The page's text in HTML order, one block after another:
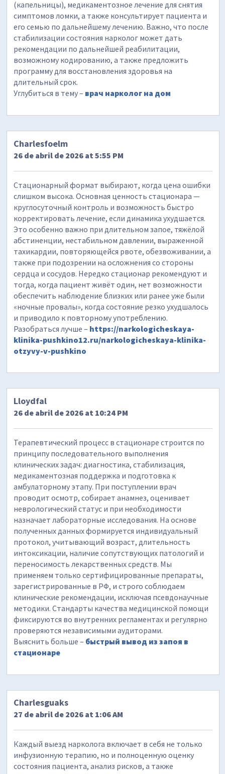
(капельницы), медикаментозное лечение для снятия
симптомов ломки, а также консультирует пациента и
его семью по дальнейшему лечению. Важно, что после
стабилизации состояния нарколог может дать
рекомендации по дальнейшей реабилитации,
возможному кодированию, а также предложить
программу для восстановления здоровья на
длительный срок.
Углубиться в тему – врач нарколог на дом
Charlesfoelm
26 de abril de 2026 at 5:55 PM
Стационарный формат выбирают, когда цена ошибки
слишком высока. Основная ценность стационара —
круглосуточный контроль и возможность быстро
корректировать лечение, если динамика ухудшается.
Это особенно важно при длительном запое, тяжёлой
абстиненции, нестабильном давлении, выраженной
тахикардии, повторяющейся рвоте, обезвоживании, а
также при подозрении на осложнения со стороны
сердца и сосудов. Нередко стационар рекомендуют и
тогда, когда пациент живёт один, нет возможности
обеспечить наблюдение близких или ранее уже были
«ночные провалы», когда состояние резко ухудшалось
и приводило к повторному употреблению.
Разобраться лучше – https://narkologicheskaya-
klinika-pushkino12.ru/narkologicheskaya-klinika-
otzyvy-v-pushkino
Lloydfal
26 de abril de 2026 at 10:24 PM
Терапевтический процесс в стационаре строится по
принципу последовательного выполнения
клинических задач: диагностика, стабилизация,
медикаментозная поддержка и подготовка к
амбулаторному этапу. При поступлении врач
проводит осмотр, собирает анамнез, оценивает
неврологический статус и при необходимости
назначает лабораторные исследования. На основе
полученных данных формируется индивидуальный
протокол, учитывающий возраст, длительность
интоксикации, наличие сопутствующих патологий и
переносимость лекарственных средств. Мы
применяем только сертифицированные препараты,
зарегистрированные в РФ, и строго соблюдаем
клинические рекомендации, исключая псевдонаучные
методики. Стандарты качества медицинской помощи
фиксируются во внутренних регламентах и регулярно
проверяются независимыми аудиторами.
Выяснить больше – быстрый вывод из запоя в
стационаре
Charlesguaks
27 de abril de 2026 at 1:06 AM
Каждый выезд нарколога включает в себя не только
инфузионную терапию, но и полноценную оценку
состояния пациента, анализ рисков, а также